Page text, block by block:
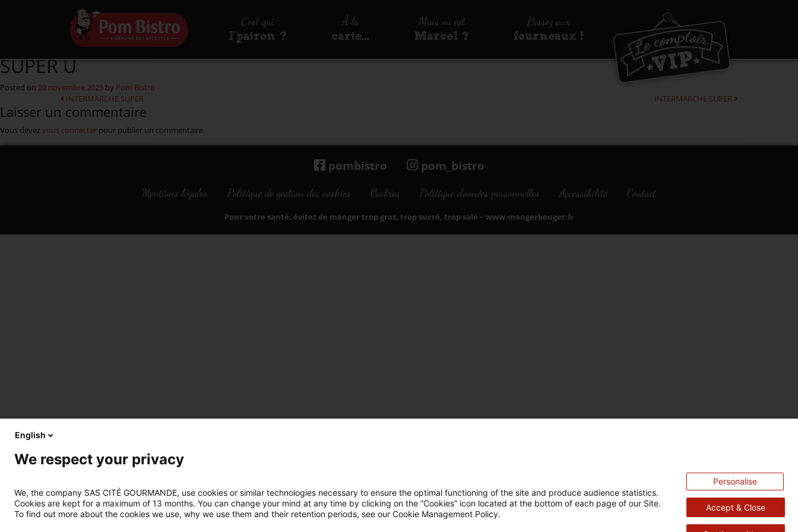
C’est qui
l’patron ?
À la
carte…
Mais où est
Marcel ?
Passez aux
fourneaux !
SUPER U
Posted on 20 novembre 2025 by Pom Bistro
Navigation
INTERMARCHE SUPER INTERMARCHE SUPER
Laisser un commentaire
Vous devez vous connecter pour publier un commentaire.
pombistro pom_bistro
Mentions légales Politique de gestion des cookies Cookies Politique données personnelles Accessibilité Contact
Pour votre santé, évitez de manger trop gras, trop sucré, trop salé – www.mangerbouger.fr
English
We respect your privacy
We, the company SAS CITÉ GOURMANDE, use cookies or similar technologies necessary to ensure the optimal functioning of the site and produce audience statistics.
Cookies are kept for a maximum of 13 months. You can change your mind at any time by clicking on the “Cookies” icon located at the bottom of each page of our Site.
To find out more about the cookies we use, why we use them and their retention periods, see our Cookie Management Policy.
Personalise
Accept & Close